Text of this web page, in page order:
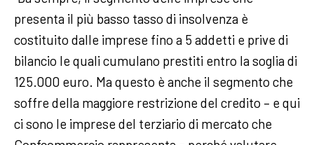
presenta il più basso tasso di insolvenza è
costituito dalle imprese fino a 5 addetti e prive di
bilancio le quali cumulano prestiti entro la soglia di
125.000 euro. Ma questo è anche il segmento che
soffre della maggiore restrizione del credito – e qui
ci sono le imprese del terziario di mercato che